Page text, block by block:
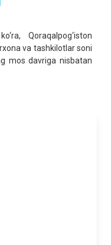
Qoraqalpog‘iston
va tashkilotlar soni
mos davriga nisbatan